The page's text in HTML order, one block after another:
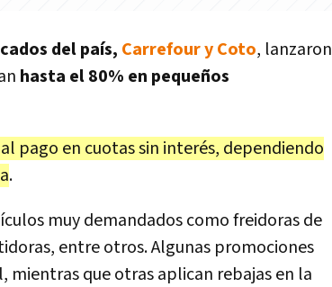
del país, Carrefour y Coto, lanzaron
hasta el 80% en pequeños
pago en cuotas sin interés, dependiendo
.
muy demandados como freidoras de
entre otros. Algunas promociones
mientras que otras aplican rebajas en la